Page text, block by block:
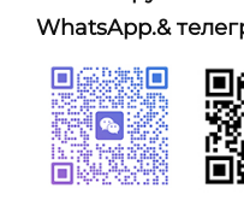
WhatsApp.&